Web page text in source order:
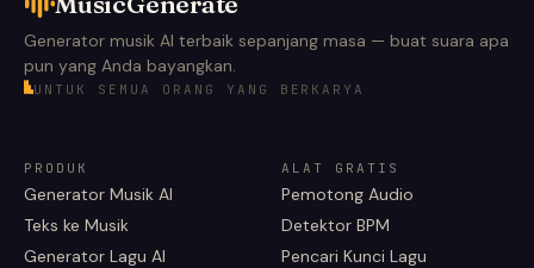
Generator musik AI terbaik sepanjang masa — buat suara apa
pun yang Anda bayangkan.
UNTUK SEMUA ORANG YANG BERKARYA
PRODUK
Generator Musik AI
Teks ke Musik
Generator Lagu AI
ALAT GRATIS
Pemotong Audio
Detektor BPM
Pencari Kunci Lagu